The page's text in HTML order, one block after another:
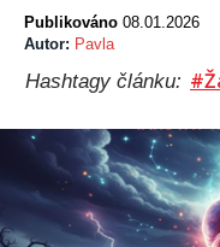
Publikováno 08.01.2026
Autor: Pavla
Hashtagy článku: